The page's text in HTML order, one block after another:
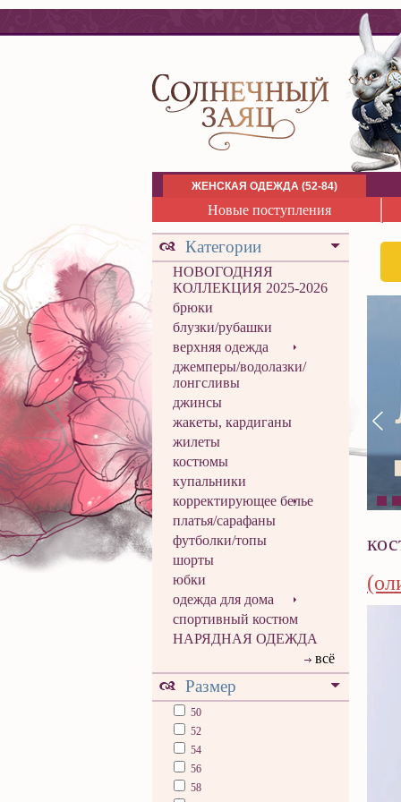
ЖЕНСКАЯ ОДЕЖДА (52-84)
Новые поступления
Категории
НОВОГОДНЯЯ
КОЛЛЕКЦИЯ 2025-2026
брюки
блузки/рубашки
верхняя одежда
джемперы/водолазки/
лонгсливы
джинсы
жакеты, кардиганы
жилеты
костюмы
купальники
корректирующее белье
платья/сарафаны
футболки/топы
шорты
юбки
одежда для дома
спортивный костюм
НАРЯДНАЯ ОДЕЖДА
всё
Размер
50
52
54
56
58